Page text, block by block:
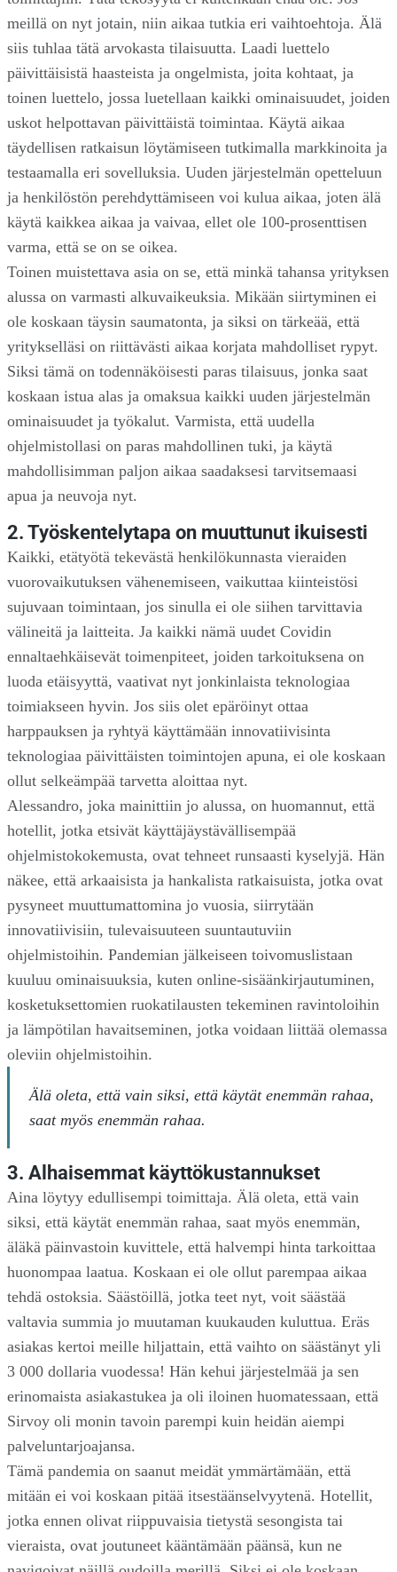
meillä on nyt jotain, niin aikaa tutkia eri vaihtoehtoja. Älä
siis tuhlaa tätä arvokasta tilaisuutta. Laadi luettelo
päivittäisistä haasteista ja ongelmista, joita kohtaat, ja
toinen luettelo, jossa luetellaan kaikki ominaisuudet, joiden
uskot helpottavan päivittäistä toimintaa. Käytä aikaa
täydellisen ratkaisun löytämiseen tutkimalla markkinoita ja
testaamalla eri sovelluksia. Uuden järjestelmän opetteluun
ja henkilöstön perehdyttämiseen voi kulua aikaa, joten älä
käytä kaikkea aikaa ja vaivaa, ellet ole 100-prosenttisen
varma, että se on se oikea.
Toinen muistettava asia on se, että minkä tahansa yrityksen
alussa on varmasti alkuvaikeuksia. Mikään siirtyminen ei
ole koskaan täysin saumatonta, ja siksi on tärkeää, että
yritykselläsi on riittävästi aikaa korjata mahdolliset rypyt.
Siksi tämä on todennäköisesti paras tilaisuus, jonka saat
koskaan istua alas ja omaksua kaikki uuden järjestelmän
ominaisuudet ja työkalut. Varmista, että uudella
ohjelmistollasi on paras mahdollinen tuki, ja käytä
mahdollisimman paljon aikaa saadaksesi tarvitsemaasi
apua ja neuvoja nyt.
2. Työskentelytapa on muuttunut ikuisesti
Kaikki, etätyötä tekevästä henkilökunnasta vieraiden
vuorovaikutuksen vähenemiseen, vaikuttaa kiinteistösi
sujuvaan toimintaan, jos sinulla ei ole siihen tarvittavia
välineitä ja laitteita. Ja kaikki nämä uudet Covidin
ennaltaehkäisevät toimenpiteet, joiden tarkoituksena on
luoda etäisyyttä, vaativat nyt jonkinlaista teknologiaa
toimiakseen hyvin. Jos siis olet epäröinyt ottaa
harppauksen ja ryhtyä käyttämään innovatiivisinta
teknologiaa päivittäisten toimintojen apuna, ei ole koskaan
ollut selkeämpää tarvetta aloittaa nyt.
Alessandro, joka mainittiin jo alussa, on huomannut, että
hotellit, jotka etsivät käyttäjäystävällisempää
ohjelmistokokemusta, ovat tehneet runsaasti kyselyjä. Hän
näkee, että arkaaisista ja hankalista ratkaisuista, jotka ovat
pysyneet muuttumattomina jo vuosia, siirrytään
innovatiivisiin, tulevaisuuteen suuntautuviin
ohjelmistoihin. Pandemian jälkeiseen toivomuslistaan
kuuluu ominaisuuksia, kuten online-sisäänkirjautuminen,
kosketuksettomien ruokatilausten tekeminen ravintoloihin
ja lämpötilan havaitseminen, jotka voidaan liittää olemassa
oleviin ohjelmistoihin.
Älä oleta, että vain siksi, että käytät enemmän rahaa,
saat myös enemmän rahaa.
3. Alhaisemmat käyttökustannukset
Aina löytyy edullisempi toimittaja. Älä oleta, että vain
siksi, että käytät enemmän rahaa, saat myös enemmän,
äläkä päinvastoin kuvittele, että halvempi hinta tarkoittaa
huonompaa laatua. Koskaan ei ole ollut parempaa aikaa
tehdä ostoksia. Säästöillä, jotka teet nyt, voit säästää
valtavia summia jo muutaman kuukauden kuluttua. Eräs
asiakas kertoi meille hiljattain, että vaihto on säästänyt yli
3 000 dollaria vuodessa! Hän kehui järjestelmää ja sen
erinomaista asiakastukea ja oli iloinen huomatessaan, että
Sirvoy oli monin tavoin parempi kuin heidän aiempi
palveluntarjoajansa.
Tämä pandemia on saanut meidät ymmärtämään, että
mitään ei voi koskaan pitää itsestäänselvyytenä. Hotellit,
jotka ennen olivat riippuvaisia tietystä sesongista tai
vieraista, ovat joutuneet kääntämään päänsä, kun ne